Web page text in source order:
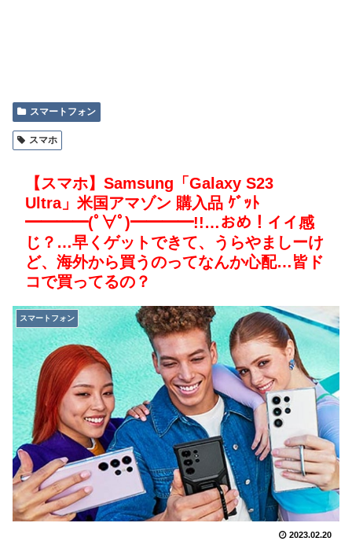
スマートフォン
スマホ
【スマホ】Samsung「Galaxy S23
Ultra」米国アマゾン 購入品 ｹﾞｯﾄ
━━━━(ﾟ∀ﾟ)━━━━!!…おめ！イイ感
じ？…早くゲットできて、うらやましーけ
ど、海外から買うのってなんか心配…皆ド
コで買ってるの？
スマートフォン
2023.02.20